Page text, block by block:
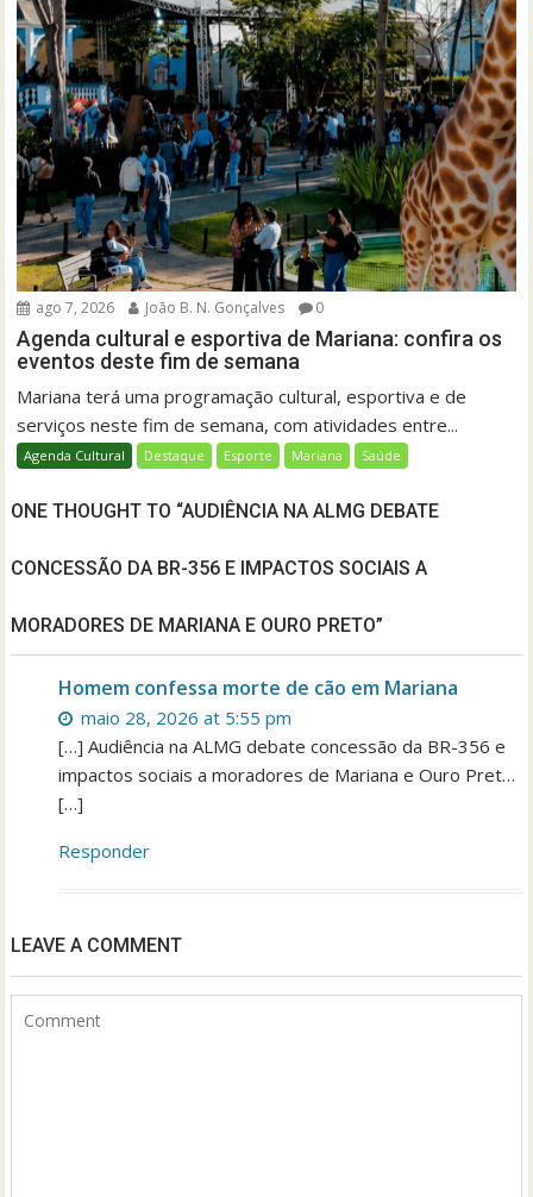
ago 7, 2026 João B. N. Gonçalves 0
Agenda cultural e esportiva de Mariana: confira os
eventos deste fim de semana
Mariana terá uma programação cultural, esportiva e de
serviços neste fim de semana, com atividades entre...
Agenda Cultural Destaque Esporte Mariana Saúde
ONE THOUGHT TO “AUDIÊNCIA NA ALMG DEBATE
CONCESSÃO DA BR-356 E IMPACTOS SOCIAIS A
MORADORES DE MARIANA E OURO PRETO”
Homem confessa morte de cão em Mariana
maio 28, 2026 at 5:55 pm
[…] Audiência na ALMG debate concessão da BR-356 e
impactos sociais a moradores de Mariana e Ouro Pret…
[…]
Responder
LEAVE A COMMENT